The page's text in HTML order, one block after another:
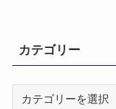
カテゴリー